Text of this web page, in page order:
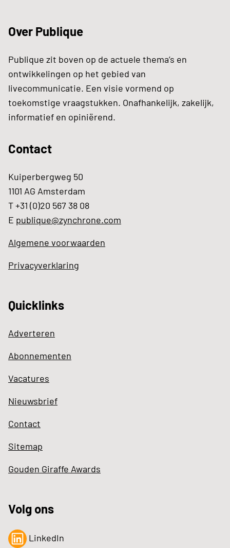
Over Publique
Publique zit boven op de actuele thema’s en
ontwikkelingen op het gebied van
livecommunicatie. Een visie vormend op
toekomstige vraagstukken. Onafhankelijk, zakelijk,
informatief en opiniërend.
Contact
Kuiperbergweg 50
1101 AG Amsterdam
T +31 (0)20 567 38 08
E publique@zynchrone.com
Algemene voorwaarden
Privacyverklaring
Quicklinks
Adverteren
Abonnementen
Vacatures
Nieuwsbrief
Contact
Sitemap
Gouden Giraffe Awards
Volg ons
LinkedIn